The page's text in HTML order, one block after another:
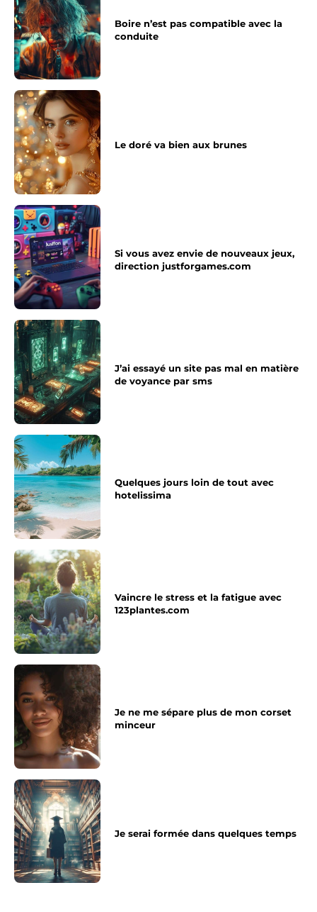
Boire n’est pas compatible avec la
conduite
Le doré va bien aux brunes
Si vous avez envie de nouveaux jeux,
direction justforgames.com
J’ai essayé un site pas mal en matière
de voyance par sms
Quelques jours loin de tout avec
hotelissima
Vaincre le stress et la fatigue avec
123plantes.com
Je ne me sépare plus de mon corset
minceur
Je serai formée dans quelques temps